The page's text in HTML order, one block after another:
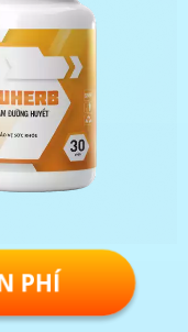
PHÍ